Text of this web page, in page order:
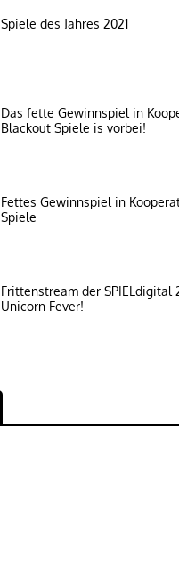
Spiele des Jahres 2021
Das fette Gewinnspiel in
Blackout Spiele is vorbei!
Fettes Gewinnspiel in
Spiele
Frittenstream der SPIELdigital
Unicorn Fever!